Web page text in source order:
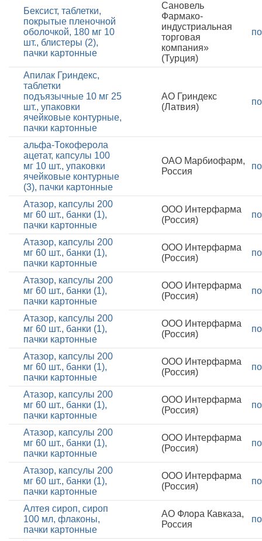
Бексист, таблетки,
покрытые пленочной
оболочкой, 180 мг 10
шт., блистеры (2),
пачки картонные
Сановель
Фармако-
индустриальная
торговая
компания»
(Турция)
Апилак Гриндекс,
таблетки
подъязычные 10 мг 25
шт., упаковки
ячейковые контурные,
пачки картонные
АО Гриндекс
(Латвия)
альфа-Токоферола
ацетат, капсулы 100
мг 10 шт., упаковки
ячейковые контурные
(3), пачки картонные
ОАО Марбиофарм,
Россия
Атазор, капсулы 200
мг 60 шт., банки (1),
пачки картонные
ООО Интерфарма
(Россия)
Атазор, капсулы 200
мг 60 шт., банки (1),
пачки картонные
ООО Интерфарма
(Россия)
Атазор, капсулы 200
мг 60 шт., банки (1),
пачки картонные
ООО Интерфарма
(Россия)
Атазор, капсулы 200
мг 60 шт., банки (1),
пачки картонные
ООО Интерфарма
(Россия)
Атазор, капсулы 200
мг 60 шт., банки (1),
пачки картонные
ООО Интерфарма
(Россия)
Атазор, капсулы 200
мг 60 шт., банки (1),
пачки картонные
ООО Интерфарма
(Россия)
Атазор, капсулы 200
мг 60 шт., банки (1),
пачки картонные
ООО Интерфарма
(Россия)
Атазор, капсулы 200
мг 60 шт., банки (1),
пачки картонные
ООО Интерфарма
(Россия)
Алтея сироп, сироп
100 мл, флаконы,
пачки картонные
АО Флора Кавказа,
Россия